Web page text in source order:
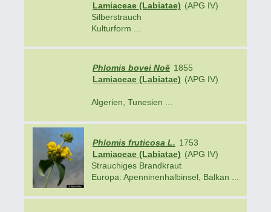
Lamiaceae (Labiatae) (APG IV)
Silberstrauch
Kulturform ...
Phlomis bovei Noë 1855
Lamiaceae (Labiatae) (APG IV)
Algerien, Tunesien ...
Phlomis fruticosa L. 1753
Lamiaceae (Labiatae) (APG IV)
Strauchiges Brandkraut
Europa: Apenninenhalbinsel, Balkan ...